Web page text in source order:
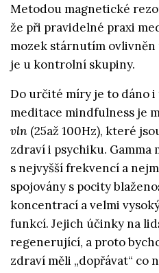
Metodou magnetické
že při pravidelné praxi
mozek stárnutím
je u kontrolní skupiny.
Do určité míry je to dáno
meditace mindfulness je
vln (25až 100Hz), které
zdraví i psychiku. Gamma
s nejvyšší frekvencí a
spojovány s pocity
koncentrací a velmi
funkcí. Jejich účinky na
regenerující, a proto
zdraví měli „dopřávat“ co